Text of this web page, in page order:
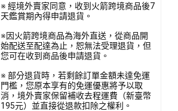
※ 經境外賣家同意，收到火箭跨境商品後7
天鑑賞期內得申請退貨。
※因火箭跨境商品為海外直送，從商品開
始配送至配達為止，恕無法受理退貨，但
您可在收到商品後申請退貨。
※ 部分退貨時，若剩餘訂單金額未達免運
門檻，您原本享有的免運優惠將予以取
消，境外賣家保留補收去程運費（新臺幣
195元）並直接從退款扣除之權利。